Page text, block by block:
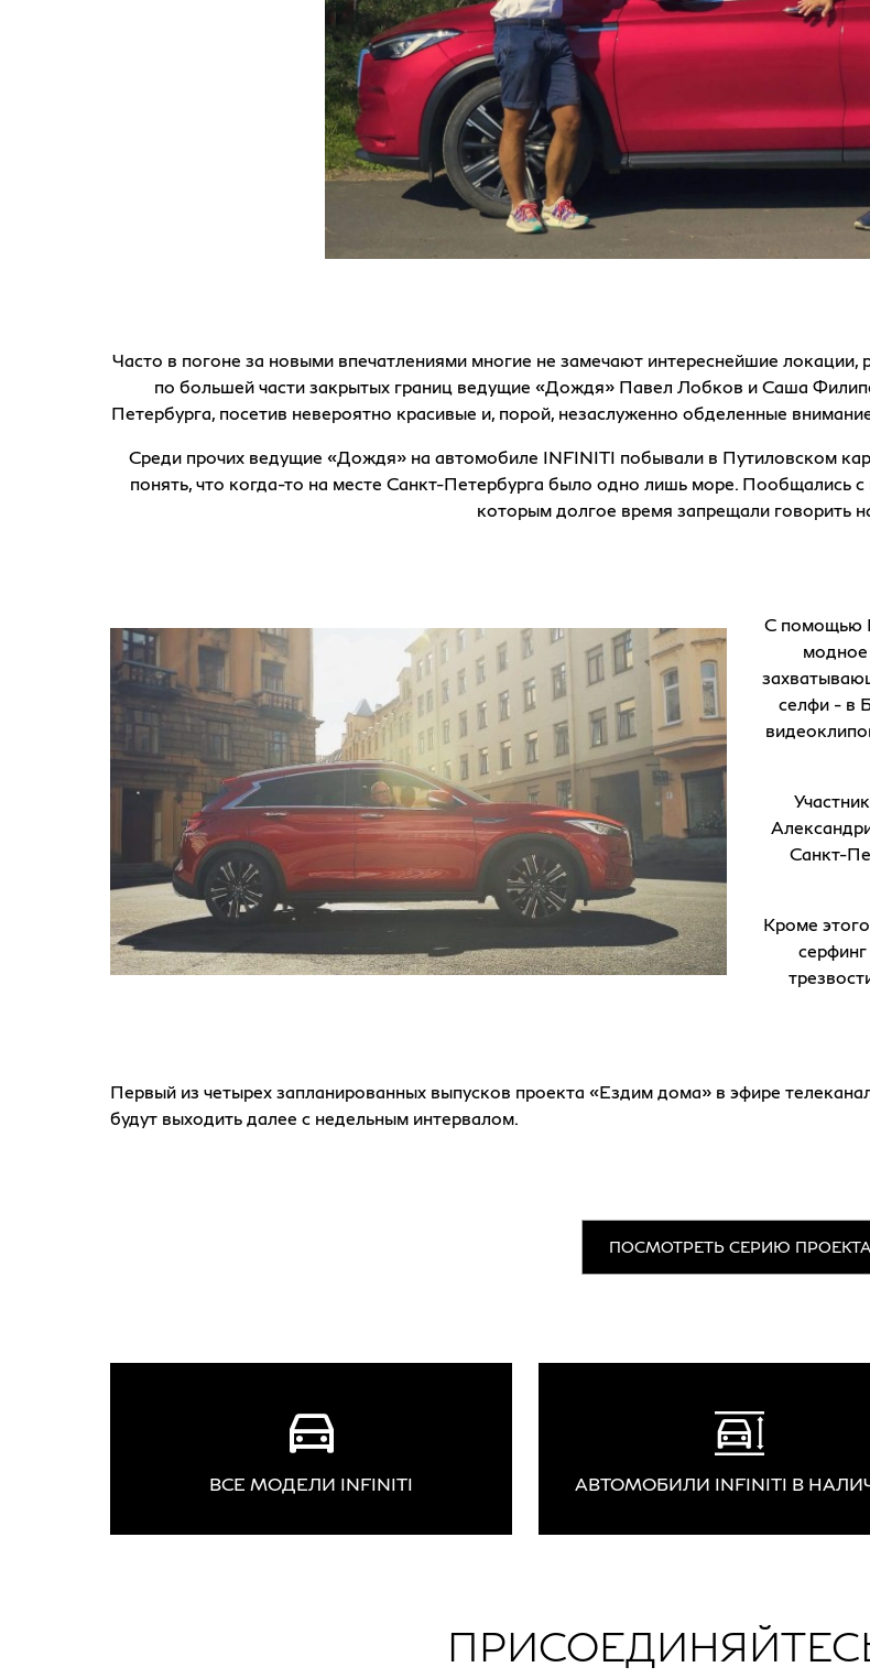
Часто в погоне за новыми впечатлениями многие не замечают интереснейшие
по большей части закрытых границ ведущие «Дождя» Павел Лобков и Саша
Петербурга, посетив невероятно красивые и, порой, незаслуженно обделенные
Среди прочих ведущие «Дождя» на автомобиле INFINITI побывали в Путиловском
понять, что когда-то на месте Санкт-Петербурга было одно лишь море. Пообщались
которым долгое время запрещали говорить
С помощью
модное
селфи - в
Санкт-
Кроме
Первый из четырех запланированных выпусков проекта «Ездим дома» в эфире
будут выходить далее с недельным интервалом.
ПОСМОТРЕТЬ СЕРИЮ ПРОЕКТА
ВСЕ МОДЕЛИ INFINITI АВТОМОБИЛИ INFINITI В